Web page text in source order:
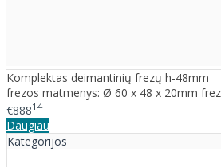
Komplektas deimantinių frezų h-48mm
frezos matmenys: Ø 60 x 48 x 20mm
€88814
Daugiau
Kategorijos